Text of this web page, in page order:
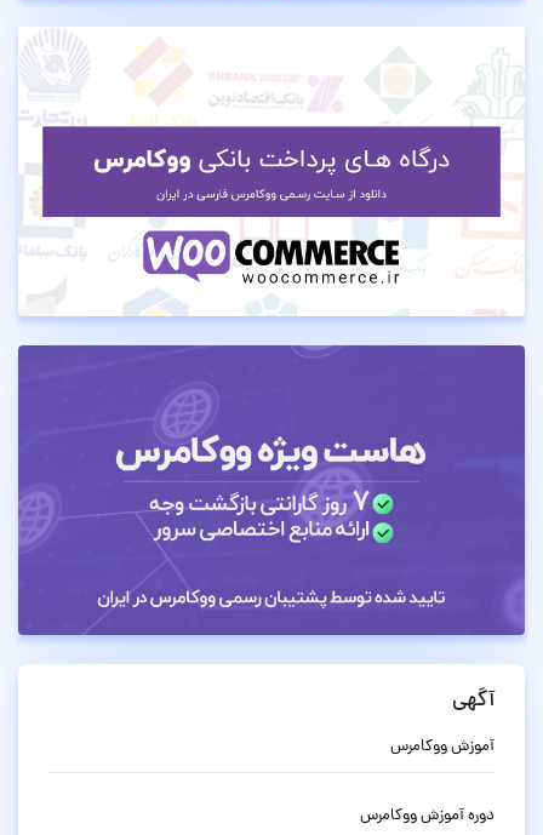
آگهی
آموزش ووکامرس
دوره آموزش ووکامرس